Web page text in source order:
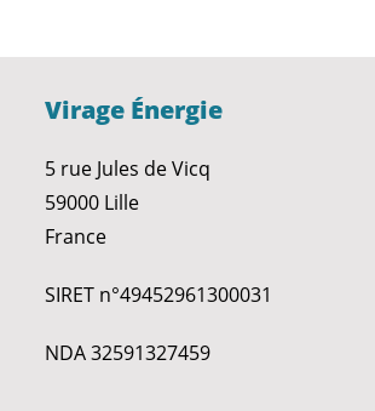
Virage Énergie
5 rue Jules de Vicq
59000 Lille
France
SIRET n°49452961300031
NDA 32591327459